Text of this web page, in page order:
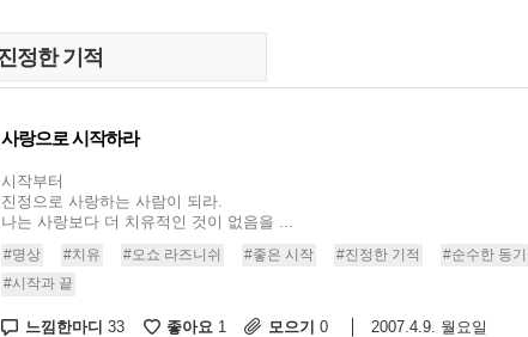
사랑으로 시작하라
시작부터
진정으로 사랑하는 사람이 되라.
나는 사랑보다 더 치유적인 것이 없음을 ...
#명상 #치유 #오쇼 라즈니쉬 #좋은 시작 #진정한 기적
#순수한 동기
#시작과 끝
느낌한마디 33 좋아요 1 모으기 0 2007.4.9. 월요일